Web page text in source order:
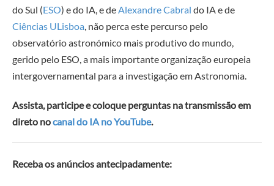
do Sul (ESO) e do IA, e deAlexandre Cabral do IA e de
Ciências ULisboa, não perca este percurso pelo
observatório astronómico mais produtivo do mundo,
gerido pelo ESO, a mais importante organização europeia
intergovernamental para a investigação em Astronomia.
Assista, participe e coloque perguntas na transmissão em
direto nocanal do IA no YouTube.
Receba os anúncios antecipadamente: